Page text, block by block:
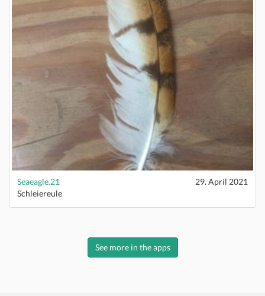
Seaeagle.21
29. April 2021
Schleiereule
See more in the apps